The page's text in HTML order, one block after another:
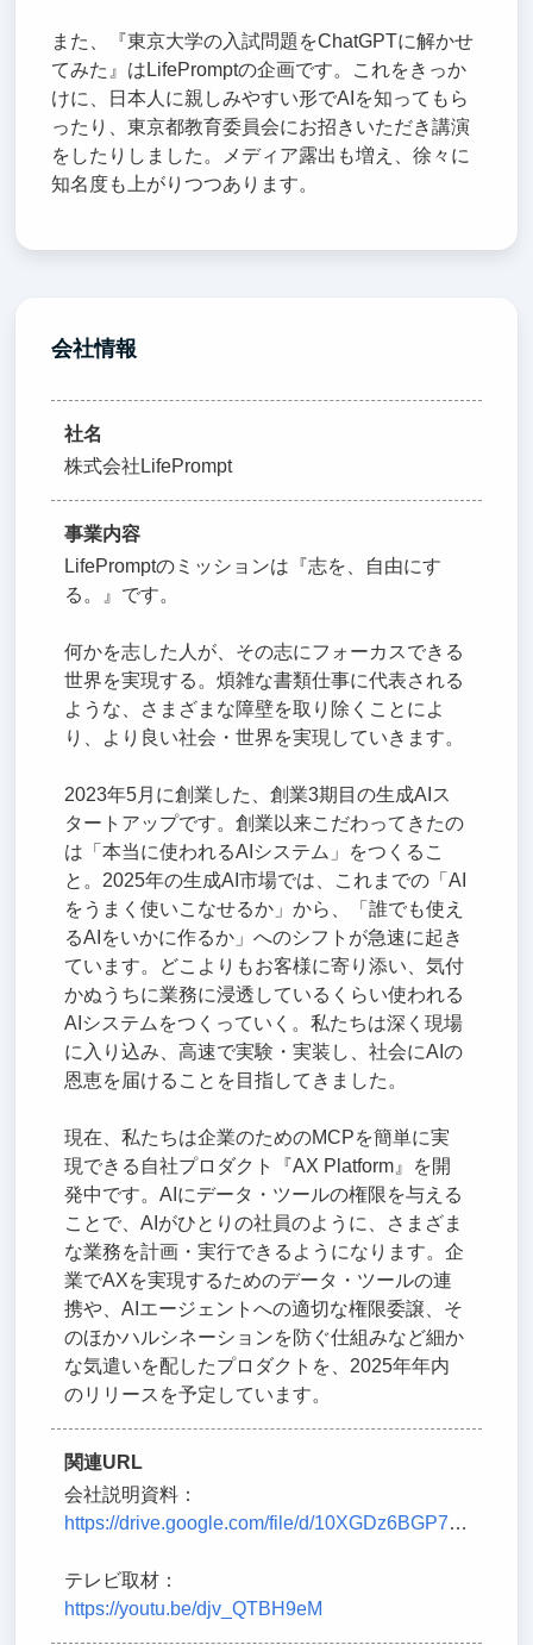
また、『東京大学の入試問題をChatGPTに解かせ
てみた』はLifePromptの企画です。これをきっか
けに、日本人に親しみやすい形でAIを知ってもら
ったり、東京都教育委員会にお招きいただき講演
をしたりしました。メディア露出も増え、徐々に
知名度も上がりつつあります。
会社情報
社名
株式会社LifePrompt
事業内容
LifePromptのミッションは『志を、自由にす
る。』です。
何かを志した人が、その志にフォーカスできる
世界を実現する。煩雑な書類仕事に代表される
ような、さまざまな障壁を取り除くことによ
り、より良い社会・世界を実現していきます。
2023年5月に創業した、創業3期目の生成AIス
タートアップです。創業以来こだわってきたの
は「本当に使われるAIシステム」をつくるこ
と。2025年の生成AI市場では、これまでの「AI
をうまく使いこなせるか」から、「誰でも使え
るAIをいかに作るか」へのシフトが急速に起き
ています。どこよりもお客様に寄り添い、気付
かぬうちに業務に浸透しているくらい使われる
AIシステムをつくっていく。私たちは深く現場
に入り込み、高速で実験・実装し、社会にAIの
恩恵を届けることを目指してきました。
現在、私たちは企業のためのMCPを簡単に実
現できる自社プロダクト『AX Platform』を開
発中です。AIにデータ・ツールの権限を与える
ことで、AIがひとりの社員のように、さまざま
な業務を計画・実行できるようになります。企
業でAXを実現するためのデータ・ツールの連
携や、AIエージェントへの適切な権限委譲、そ
のほかハルシネーションを防ぐ仕組みなど細か
な気遣いを配したプロダクトを、2025年年内
のリリースを予定しています。
関連URL
会社説明資料：
https://drive.google.com/file/d/10XGDz6BGP7Fhj46kiPkIrJWEt_CatEXm/view
テレビ取材：
https://youtu.be/djv_QTBH9eM